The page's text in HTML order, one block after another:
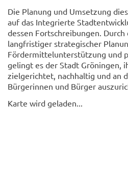
Die Planung und Umsetzung
auf das Integrierte
dessen Fortschreibungen.
langfristiger strategischer
Fördermittelunterstützung und
gelingt es der Stadt Gröningen,
zielgerichtet, nachhaltig und an
Bürgerinnen und Bürger
Karte wird geladen...